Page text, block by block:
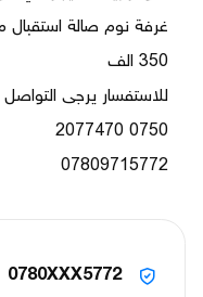
07809715772
0780XXX5772